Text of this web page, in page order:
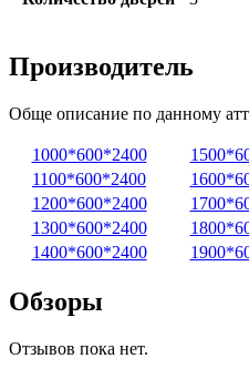
Производитель
Обще описание по данному
1000*600*2400
1100*600*2400
1200*600*2400
1300*600*2400
1400*600*2400
Обзоры
Отзывов пока нет.